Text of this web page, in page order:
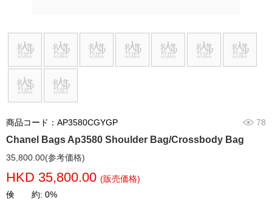
商品コード：AP3580CGYGP 78
Chanel Bags Ap3580 Shoulder Bag/Crossbody Bag
35,800.00(参考価格)
HKD 35,800.00 (販売価格)
倹 約: 0%